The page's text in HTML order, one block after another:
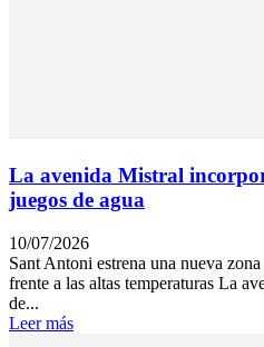
La avenida Mistral
juegos de agua
10/07/2026
Sant Antoni estrena una nueva
frente a las altas temperaturas La
de...
Leer más